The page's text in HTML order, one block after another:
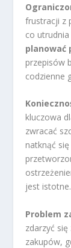
frustracji z
co
planować
przepisów
codzienne
kluczowa
zwracać
natknąć
jest istotne.
Problem
zdarzyć
zakupów,